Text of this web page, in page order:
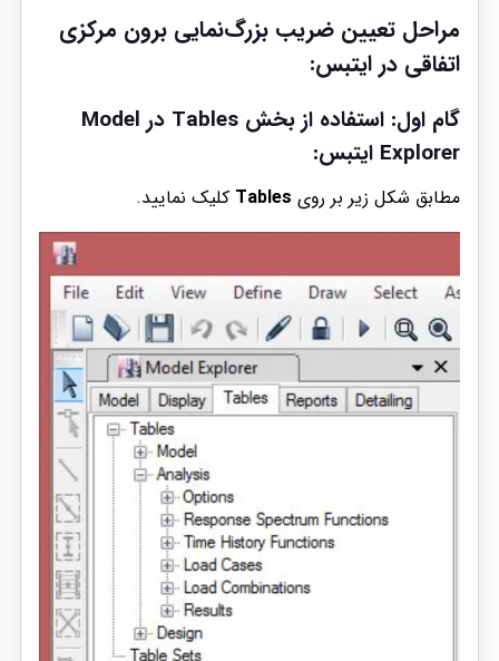
مراحل تعیین ضریب بزرگ‌نمایی برون مرکزی
اتفاقی در ایتبس:
گام اول: استفاده از بخش Tables در Model
Explorer ایتبس:
مطابق شکل زیر بر روی Tables کلیک نمایید.